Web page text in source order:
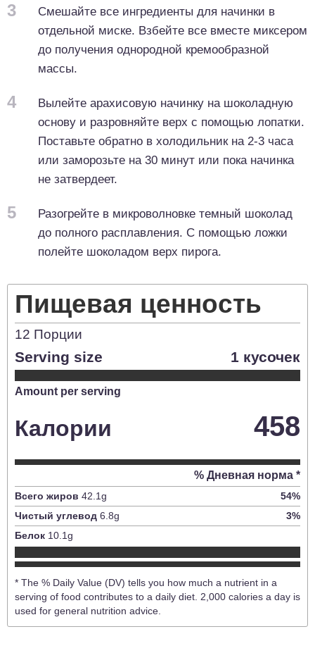
3
Смешайте все ингредиенты для начинки в
отдельной миске. Взбейте все вместе миксером
до получения однородной кремообразной
массы.
4
Вылейте арахисовую начинку на шоколадную
основу и разровняйте верх с помощью лопатки.
Поставьте обратно в холодильник на 2-3 часа
или заморозьте на 30 минут или пока начинка
не затвердеет.
5
Разогрейте в микроволновке темный шоколад
до полного расплавления. С помощью ложки
полейте шоколадом верх пирога.
Пищевая ценность
12 Порции
Serving size 1 кусочек
Amount per serving
Калории 458
% Дневная норма *
Всего жиров 42.1g 54%
Чистый углевод 6.8g 3%
Белок 10.1g
* The % Daily Value (DV) tells you how much a nutrient in a
serving of food contributes to a daily diet. 2,000 calories a day is
used for general nutrition advice.